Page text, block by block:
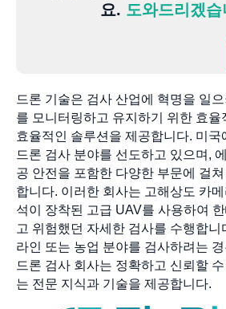
요. 도와드리겠습
드론 기술은 검사 산업에 혁명을 일
를 모니터링하고 유지하기 위한 효
효율적인 솔루션을 제공합니다. 미
드론 검사 분야를 선도하고 있으며,
공 안전을 포함한 다양한 부문에 걸
합니다. 이러한 회사는 고해상도 카
석이 장착된 고급 UAV를 사용하여
고 위험했던 자세한 검사를 수행합니
라인 또는 농업 분야를 검사하려는
드론 검사 회사는 정확하고 신뢰할
는 전문 지식과 기술을 제공합니다.